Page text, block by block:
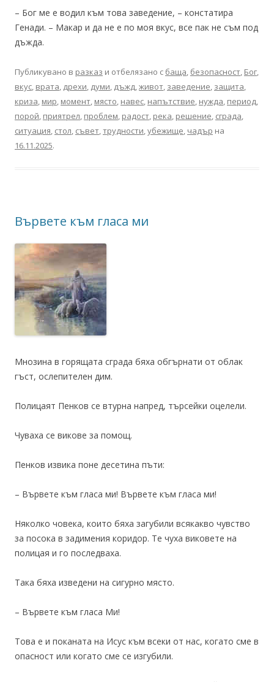
– Бог ме е водил към това заведение, – констатира
Генади. – Макар и да не е по моя вкус, все пак не съм под
дъжда.
Публикувано в разказ и отбелязано с баща, безопасност, Бог,
вкус, врата, дрехи, думи, дъжд,живот, заведение, защита,
криза, мир, момент, място, навес, напътствие, нужда, период,
порой, приятрел, проблем, радост, река, решение, сграда,
ситуация, стол, съвет,трудности,убежище, чадър на
16.11.2025.
Вървете към гласа ми
Мнозина в горящата сграда бяха обгърнати от облак
гъст, ослепителен дим.
Полицаят Пенков се втурна напред, търсейки оцелели.
Чуваха се викове за помощ.
Пенков извика поне десетина пъти:
– Вървете към гласа ми! Вървете към гласа ми!
Няколко човека, които бяха загубили всякакво чувство
за посока в задимения коридор. Те чуха виковете на
полицая и го последваха.
Така бяха изведени на сигурно място.
– Вървете към гласа Ми!
Това е и поканата на Исус към всеки от нас, когато сме в
опасност или когато сме се изгубили.